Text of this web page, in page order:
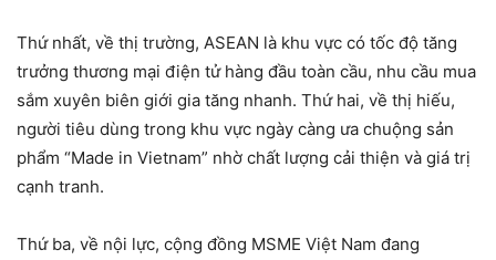
Thứ nhất, về thị trường, ASEAN là khu vực có tốc độ tăng
trưởng thương mại điện tử hàng đầu toàn cầu, nhu cầu mua
sắm xuyên biên giới gia tăng nhanh. Thứ hai, về thị hiếu,
người tiêu dùng trong khu vực ngày càng ưa chuộng sản
phẩm “Made in Vietnam” nhờ chất lượng cải thiện và giá trị
cạnh tranh.
Thứ ba, về nội lực, cộng đồng MSME Việt Nam đang